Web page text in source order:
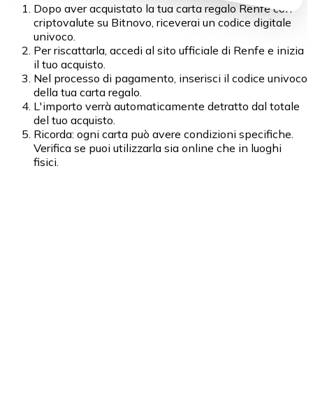
Dopo aver acquistato la tua carta regalo Renfe con
criptovalute su Bitnovo, riceverai un codice digitale
univoco.
Per riscattarla, accedi al sito ufficiale di Renfe e inizia
il tuo acquisto.
Nel processo di pagamento, inserisci il codice univoco
della tua carta regalo.
L'importo verrà automaticamente detratto dal totale
del tuo acquisto.
Ricorda: ogni carta può avere condizioni specifiche.
Verifica se puoi utilizzarla sia online che in luoghi
fisici.